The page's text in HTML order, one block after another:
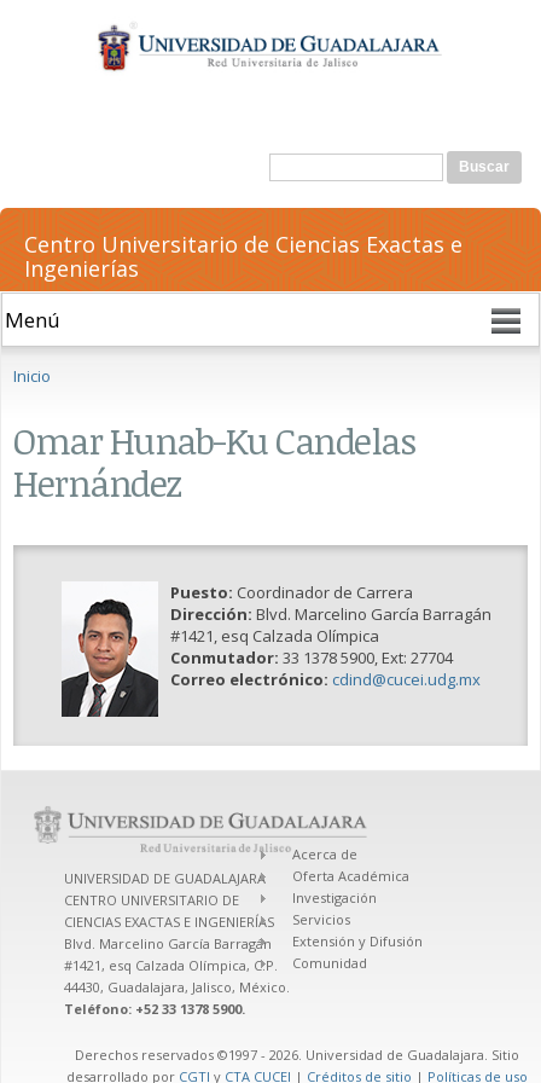
contenido
principal
Formulario de búsqueda
Buscar
Centro Universitario de Ciencias Exactas e
Ingenierías
Inicio
Omar Hunab-Ku Candelas
Hernández
Puesto: Coordinador de Carrera
Dirección: Blvd. Marcelino García Barragán
#1421, esq Calzada Olímpica
Conmutador: 33 1378 5900, Ext: 27704
Correo electrónico: cdind@cucei.udg.mx
UNIVERSIDAD DE GUADALAJARA
CENTRO UNIVERSITARIO DE
CIENCIAS EXACTAS E INGENIERÍAS
Blvd. Marcelino García Barragán
#1421, esq Calzada Olímpica, C.P.
44430, Guadalajara, Jalisco, México.
Teléfono: +52 33 1378 5900.
Acerca de
Oferta Académica
Investigación
Servicios
Extensión y Difusión
Comunidad
Derechos reservados ©1997 - 2026. Universidad de Guadalajara. Sitio
desarrollado por CGTI y CTA CUCEI | Créditos de sitio | Políticas de uso